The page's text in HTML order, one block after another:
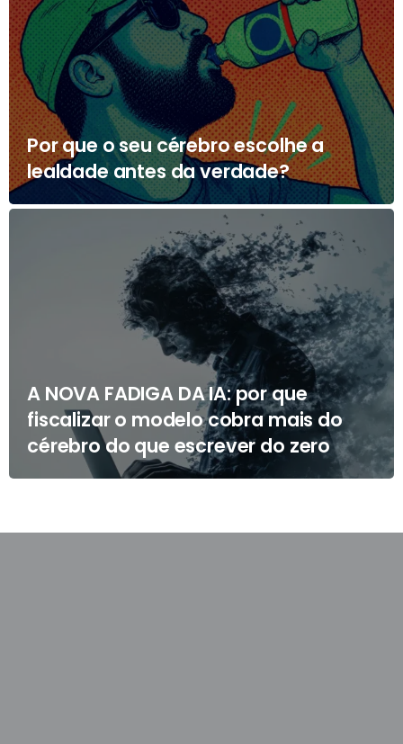
Por que o seu cérebro escolhe a
lealdade antes da verdade?
A NOVA FADIGA DA IA: por que
fiscalizar o modelo cobra mais do
cérebro do que escrever do zero